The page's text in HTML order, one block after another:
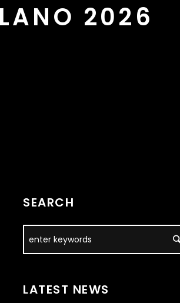
2026
SEARCH
LATEST NEWS